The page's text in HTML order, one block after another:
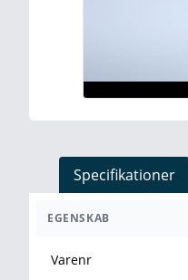
Specifikationer
EGENSKAB
Varenr